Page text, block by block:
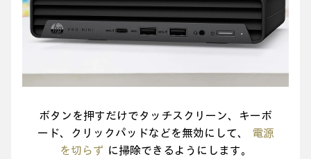
ボタンを押すだけでタッチスクリーン、キーボ
ード、
クリックパッドなどを無効にして、
電源
を切らず に掃除できるようにします。